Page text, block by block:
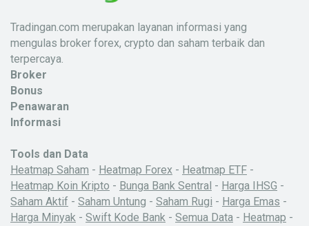
Tradingan.com merupakan layanan informasi yang
mengulas broker forex, crypto dan saham terbaik dan
terpercaya.
Broker
Bonus
Penawaran
Informasi
Tools dan Data
Heatmap Saham - Heatmap Forex - Heatmap ETF -
Heatmap Koin Kripto - Bunga Bank Sentral - Harga IHSG -
Saham Aktif - Saham Untung - Saham Rugi - Harga Emas -
Harga Minyak - Swift Kode Bank - Semua Data - Heatmap -